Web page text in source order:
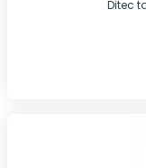
Ditec